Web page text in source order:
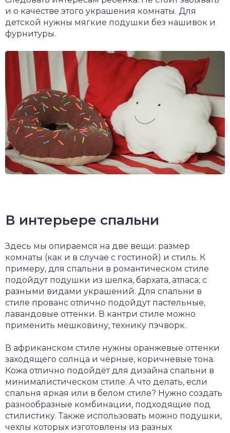
и о качестве этого украшения комнаты. Для
детской нужны мягкие подушки без нашивок и
фурнитуры.
В интерьере спальни
Здесь мы опираемся на две вещи: размер
комнаты (как и в случае с гостиной) и стиль. К
примеру, для спальни в романтическом стиле
подойдут подушки из шелка, бархата, атласа; с
разными видами украшений. Для спальни в
стиле прованс отлично подойдут пастельные,
лавандовые оттенки. В кантри стиле можно
применить мешковину, технику пэчворк.
В африканском стиле нужны оранжевые оттенки
заходящего солнца и чёрные, коричневые тона.
Кожа отлично подойдёт для дизайна спальни в
минималистическом стиле. А что делать, если
спальня яркая или в белом стиле? Нужно создать
разнообразные комбинации, подходящие под
стилистику. Также использовать можно подушки,
чехлы которых изготовлены из разных